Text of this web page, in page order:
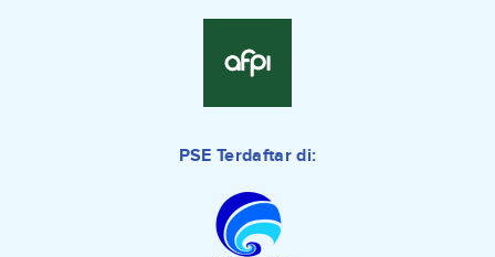
PSE Terdaftar di: